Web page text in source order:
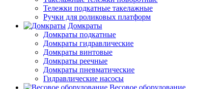
Тележки подкатные такелажные
Ручки для роликовых платформ
Домкраты
Домкраты подкатные
Домкраты гидравлические
Домкраты винтовые
Домкраты реечные
Домкраты пневматические
Гидравлические насосы
Весовое оборудование